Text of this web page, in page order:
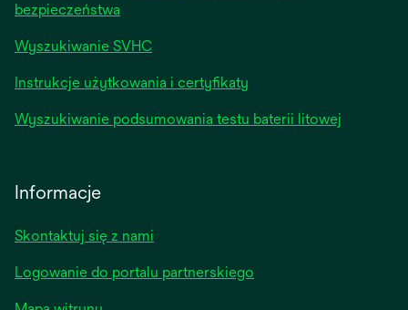
bezpieczeństwa
Wyszukiwanie SVHC
Instrukcje użytkowania i certyfikaty
Wyszukiwanie podsumowania testu baterii litowej
Informacje
Skontaktuj się z nami
Logowanie do portalu partnerskiego